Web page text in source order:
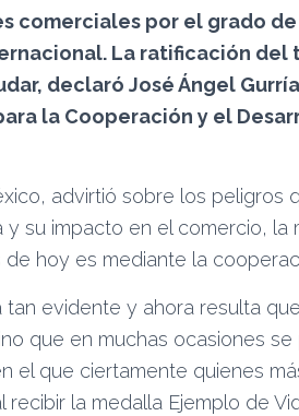
comerciales por el grado
La ratificación del
declaró José Ángel
la Cooperación y el
advirtió sobre los peligros
su impacto en el comercio, la
hoy es mediante la
evidente y ahora resulta
que en muchas ocasiones
el que ciertamente quienes
la medalla Ejemplo de